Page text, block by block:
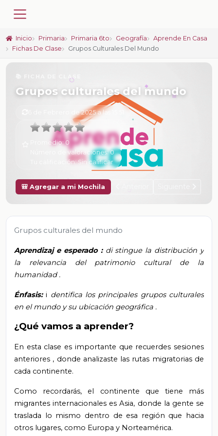
Inicio Primaria Primaria 6to Geografía
Aprende En Casa
Fichas De Clase
Grupos Culturales Del Mundo
📚 FICHA DE CLASE
Grupos culturales del mundo
6 de Febrero de 2025 a las 15:51
Promedio:0
Número de valoraciones:0
Tu calificación:Sin calificar
🎒 Agregar a mi Mochila
Grupos culturales del mundo
Aprendizaj e esperado : distingue la distribución y
la relevancia del patrimonio cultural de la
humanidad .
Énfasis:i dentifica los principales grupos culturales
en el mundo y su ubicación geográfica .
¿Qué vamos a aprender?
En esta clase es importante que recuerdessesiones
anteriores , donde analizaste las rutas migratorias de
cada continente.
Como recordarás, el continente que tiene más
migrantes internacionales es Asia, donde la gente se
traslada lo mismo dentro de esa región que hacia
otros lugares, como Europa y Norteamérica.